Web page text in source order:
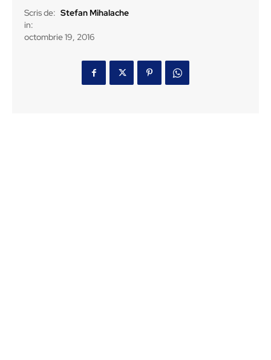
Scris de: Stefan Mihalache
in:
octombrie 19, 2016